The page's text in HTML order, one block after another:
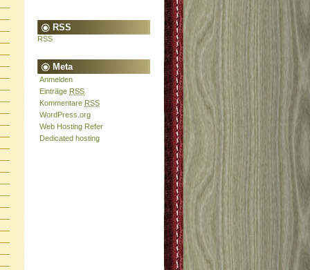
RSS
RSS
Meta
Anmelden
Einträge RSS
Kommentare RSS
WordPress.org
Web Hosting Refer
Dedicated hosting